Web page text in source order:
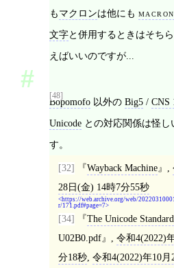
もマクロンは他にも macron
文字と併用するときはそち
えばいいのですが...
[48]
Bopomofo 以外の Big5 / CNS
Unicode との対応関係は怪
す。
[32] Wayback Machine ,
28日(金) 14時7分55秒
https://web.archive.org/web/
r/171.pdf#page=7
[34] The Unicode Standard
U02B0.pdf
, 令和4(2022)
分18秒, 令和4(2022)年10